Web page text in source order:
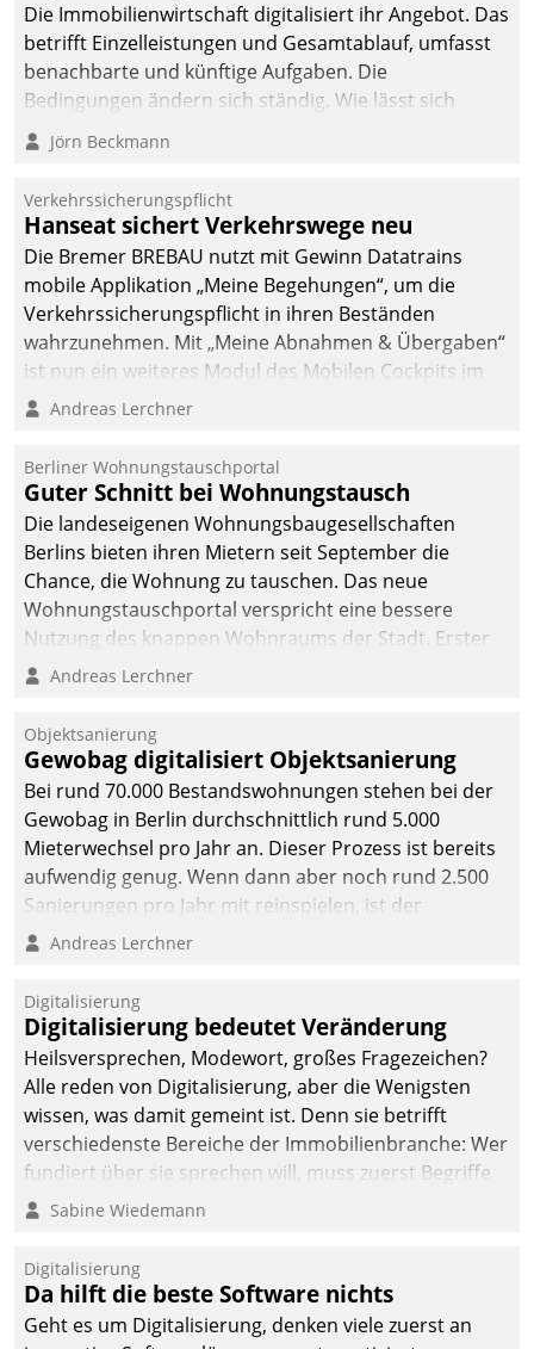
Die Immobilienwirtschaft digitalisiert ihr Angebot. Das
betrifft Einzelleistungen und Gesamtablauf, umfasst
benachbarte und künftige Aufgaben. Die
Bedingungen ändern sich ständig. Wie lässt sich
technisch die Kontrolle wahren und zugleich Freiraum
fürs Wachsen öffnen?
Jörn Beckmann
Verkehrssicherungspflicht
Hanseat sichert Verkehrswege neu
Die Bremer BREBAU nutzt mit Gewinn Datatrains
mobile Applikation „Meine Begehungen“, um die
Verkehrssicherungspflicht in ihren Beständen
wahrzunehmen. Mit „Meine Abnahmen & Übergaben“
ist nun ein weiteres Modul des Mobilen Cockpits im
Einsatz.
Andreas Lerchner
Berliner Wohnungstauschportal
Guter Schnitt bei Wohnungstausch
Die landeseigenen Wohnungsbaugesellschaften
Berlins bieten ihren Mietern seit September die
Chance, die Wohnung zu tauschen. Das neue
Wohnungstauschportal verspricht eine bessere
Nutzung des knappen Wohnraums der Stadt. Erster
Anwendungsfall für Datatrains Lösung API-Hub mit
Unternehmen.
Andreas Lerchner
Objektsanierung
Gewobag digitalisiert Objektsanierung
Bei rund 70.000 Bestandswohnungen stehen bei der
Gewobag in Berlin durchschnittlich rund 5.000
Mieterwechsel pro Jahr an. Dieser Prozess ist bereits
aufwendig genug. Wenn dann aber noch rund 2.500
Sanierungen pro Jahr mit reinspielen, ist der
Betreuungs- und Organisationsaufwand immens. Im
kommunale Wohnungsbauunternehmen daher
gemeinsam mit der Berliner Datatrain GmbH den
Teilprozess der Objektsanierung digitalisiert.
Andreas Lerchner
Digitalisierung
Digitalisierung bedeutet Veränderung
Heilsversprechen, Modewort, großes Fragezeichen?
Alle reden von Digitalisierung, aber die Wenigsten
wissen, was damit gemeint ist. Denn sie betrifft
verschiedenste Bereiche der Immobilienbranche: Wer
fundiert über sie sprechen will, muss zuerst Begriffe
klären. Ein Aspekt ist die betriebliche Optimierung:
Einsparungen durch optimierte und automatisierte
Prozesse. Doch man darf nicht zu viel erwarten: Allein
mit der Einführung einer neuen Software ist es nicht
Sabine Wiedemann
Digitalisierung
Da hilft die beste Software nichts
Geht es um Digitalisierung, denken viele zuerst an